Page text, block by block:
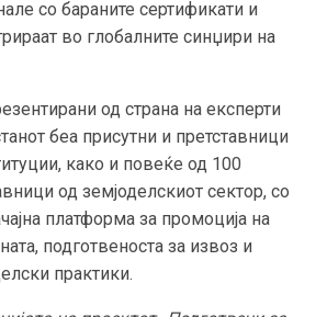
со бараните сертификати и
во глобалните синџири на
од страна на експерти
беа присутни и претставници
како и повеќе од 100
од земјоделскиот сектор, со
платформа за промоција на
подготвеноста за извоз и
практики.